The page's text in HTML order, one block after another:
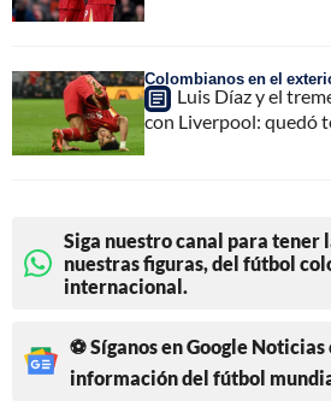
Colombianos en el
Luis Díaz y el
con Liverpool: quedó
Siga nuestro canal para tener
nuestras figuras, del fútbol
internacional.
⚽ Síganos en Google
información del fútbol